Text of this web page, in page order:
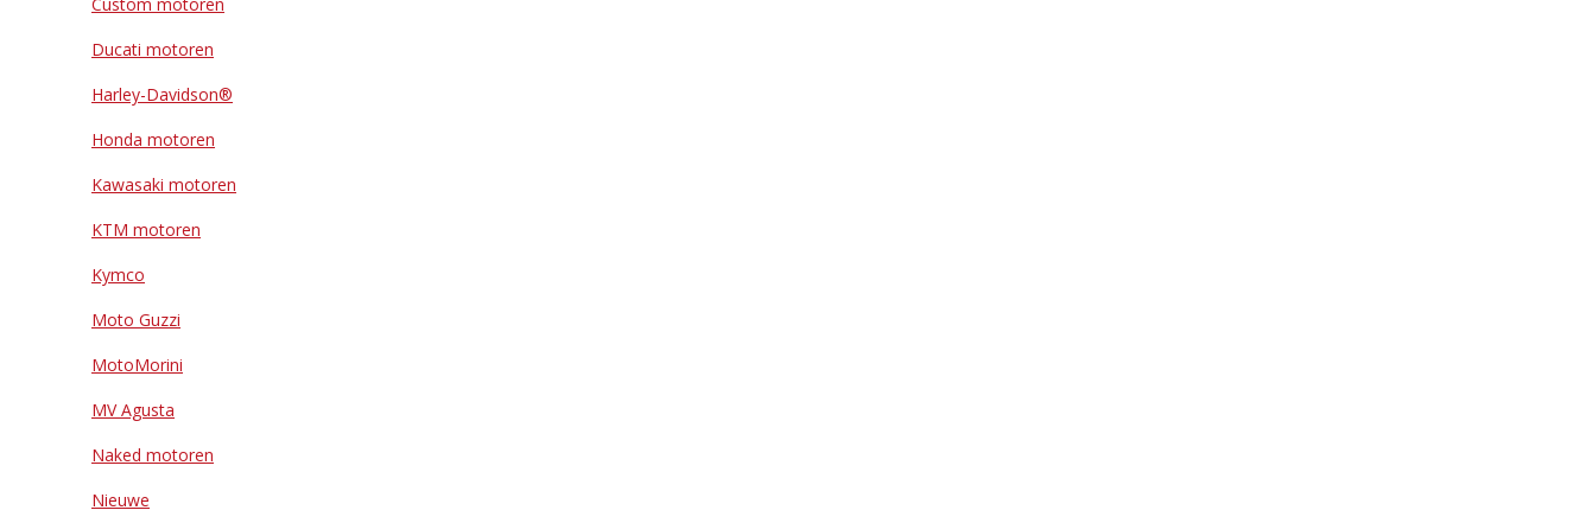
Ducati motoren
Harley-Davidson®
Honda motoren
Kawasaki motoren
KTM motoren
Kymco
Moto Guzzi
MotoMorini
MV Agusta
Naked motoren
Nieuwe